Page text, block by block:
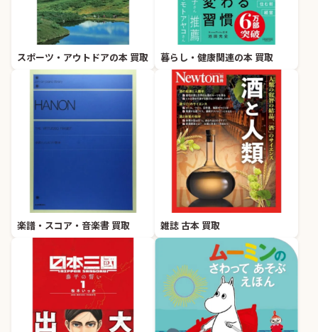
スポーツ・アウトドアの本 買取 暮らし・健康関連の本 買取
楽譜・スコア・音楽書 買取 雑誌 古本 買取